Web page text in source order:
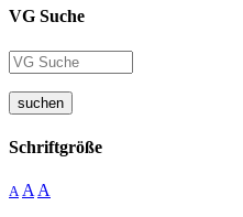
VG Suche
suchen
Schriftgröße
A A A